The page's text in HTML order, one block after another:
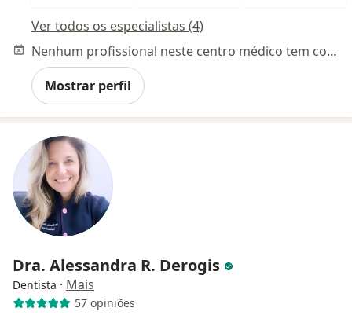
Ver todos os especialistas (4)
Nenhum profissional neste centro médico tem consultas disponíveis
Mostrar perfil
Dra. Alessandra R. Derogis
Dentista · Mais
57 opiniões